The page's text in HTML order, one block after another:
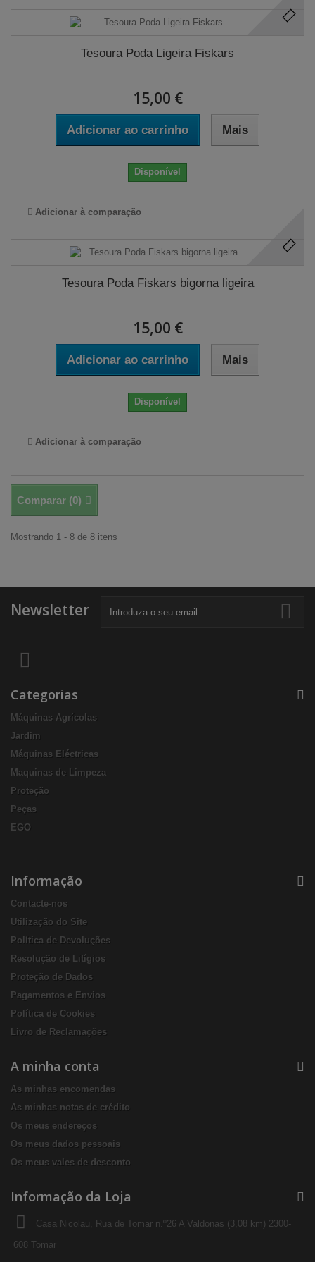
Tesoura Poda Ligeira Fiskars
15,00 €
Adicionar ao carrinho Mais
Disponível
Adicionar à comparação
Tesoura Poda Fiskars bigorna ligeira
15,00 €
Adicionar ao carrinho Mais
Disponível
Adicionar à comparação
Comparar (0)
Mostrando 1 - 8 de 8 itens
Newsletter
Categorias
Máquinas Agrícolas
Jardim
Máquinas Eléctricas
Maquinas de Limpeza
Proteção
Peças
EGO
Informação
Contacte-nos
Utilização do Site
Política de Devoluções
Resolução de Litígios
Proteção de Dados
Pagamentos e Envios
Política de Cookies
Livro de Reclamações
A minha conta
As minhas encomendas
As minhas notas de crédito
Os meus endereços
Os meus dados pessoais
Os meus vales de desconto
Informação da Loja
Casa Nicolau, Rua de Tomar n.º26 A Valdonas (3,08 km) 2300-
608 Tomar